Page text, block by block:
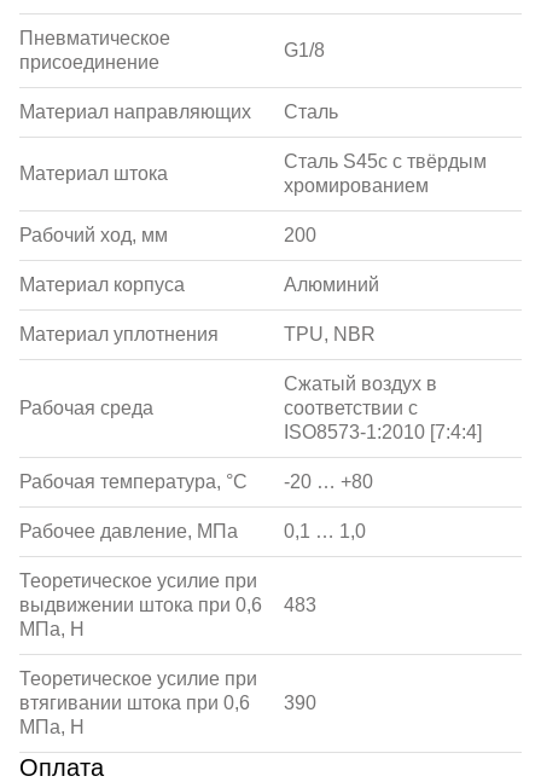
Пневматическое
присоединение
G1/8
Материал направляющих Сталь
Материал штока
Сталь S45c с твёрдым
хромированием
Рабочий ход, мм 200
Материал корпуса Алюминий
Материал уплотнения TPU, NBR
Рабочая среда
Сжатый воздух в
соответствии с
ISO8573-1:2010 [7:4:4]
Рабочая температура, °С -20 … +80
Рабочее давление, МПа 0,1 … 1,0
Теоретическое усилие при
выдвижении штока при 0,6
МПа, Н
483
Теоретическое усилие при
втягивании штока при 0,6
МПа, Н
390
Оплата